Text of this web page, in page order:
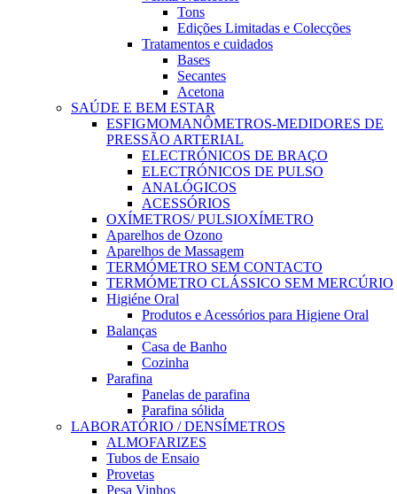
Tons
Edições Limitadas e Colecções
Tratamentos e cuidados
Bases
Secantes
Acetona
SAÚDE E BEM ESTAR
ESFIGMOMANÔMETROS-MEDIDORES DE
PRESSÃO ARTERIAL
ELECTRÓNICOS DE BRAÇO
ELECTRÓNICOS DE PULSO
ANALÓGICOS
ACESSÓRIOS
OXÍMETROS/ PULSIOXÍMETRO
Aparelhos de Ozono
Aparelhos de Massagem
TERMÓMETRO SEM CONTACTO
TERMÓMETRO CLÁSSICO SEM MERCÚRIO
Higiéne Oral
Produtos e Acessórios para Higiene Oral
Balanças
Casa de Banho
Cozinha
Parafina
Panelas de parafina
Parafina sólida
LABORATÓRIO / DENSÍMETROS
ALMOFARIZES
Tubos de Ensaio
Provetas
Pesa Vinhos